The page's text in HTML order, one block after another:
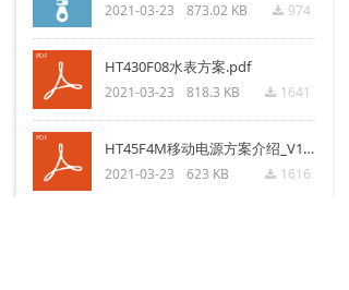
끂 974
2021-03-23 873.02 KB
HT430F08水表方案.pdf
끂 1641
2021-03-23 818.3 KB
HT45F4M移动电源方案介绍_V1_0.pdf
끂 1616
2021-03-23 623 KB